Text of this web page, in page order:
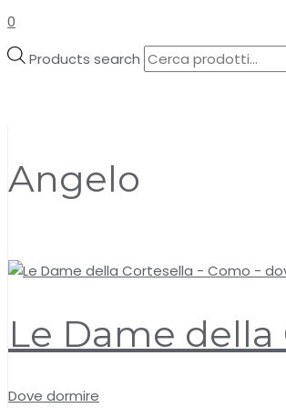
0
Products search
Angelo
Le Dame della
Dove dormire